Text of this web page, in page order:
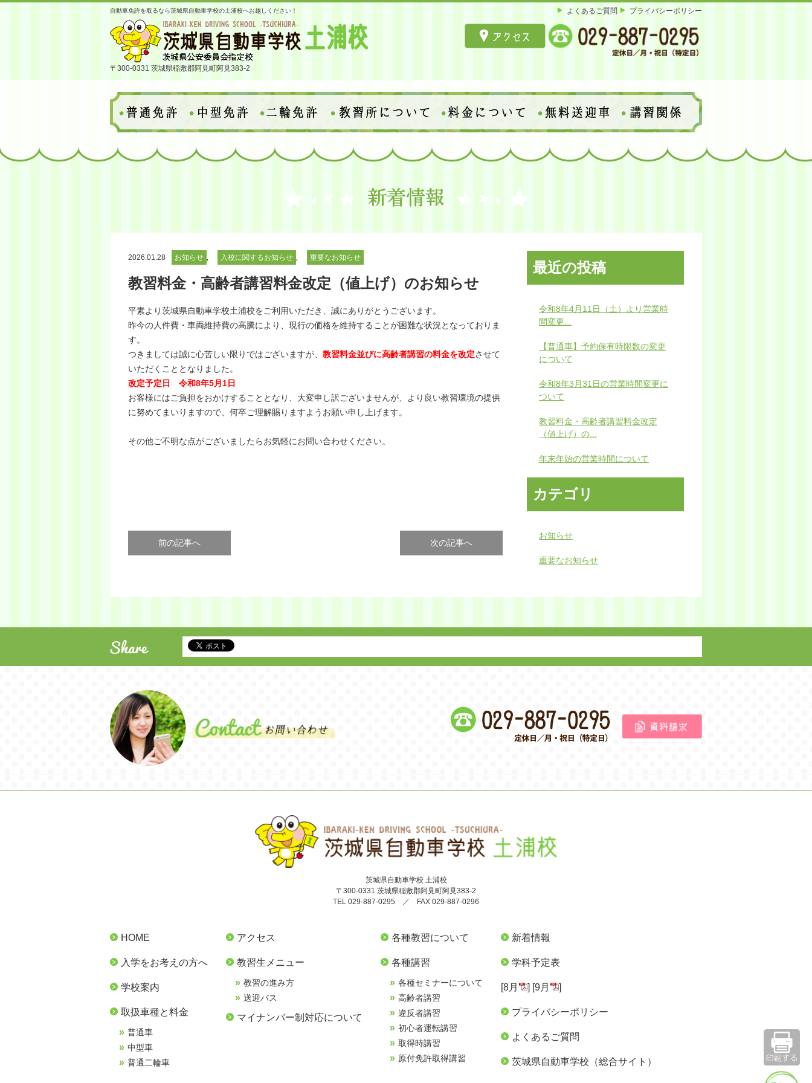
自動車免許を取るなら茨城県自動車学校の土浦校へお越しください！
〒300-0331 茨城県稲敷郡阿見町阿見383-2
プライバシーポリシー
よくあるご質問
2026.01.28 お知らせ 入校に関するお知らせ 重要なお知らせ
教習料金・高齢者講習料金改定（値上げ）のお知らせ
平素より茨城県自動車学校土浦校をご利用いただき、誠にありがとうございます。
昨今の人件費・車両維持費の高騰により、現行の価格を維持することが困難な状況となっておりま
す。
つきましては誠に心苦しい限りではございますが、 教習料金並びに高齢者講習の料金を改定させて
いただくこととなりました。
改定予定日 令和8年5月1日
お客様にはご負担をおかけすることとなり、大変申し訳ございませんが、より良い教習環境の提供
に努めてまいりますので、何卒ご理解賜りますようお願い申し上げます。
その他ご不明な点がございましたらお気軽にお問い合わせください。
前の記事へ 次の記事へ
最近の投稿
令和8年4月11日（土）より営業時
間変更...
【普通車】予約保有時限数の変更
について
令和8年3月31日の営業時間変更に
ついて
教習料金・高齢者講習料金改定
（値上げ）の...
年末年始の営業時間について
カテゴリ
お知らせ
重要なお知らせ
茨城県自動車学校 土浦校
〒300-0331 茨城県稲敷郡阿見町阿見383-2
TEL 029-887-0295 ／ FAX 029-887-0296
HOME
入学をお考えの方へ
学校案内
取扱車種と料金
普通車
中型車
普通二輪車
アクセス
教習生メニュー
教習の進み方
送迎バス
マイナンバー制対応について
各種教習について
各種講習
各種セミナーについて
高齢者講習
違反者講習
初心者運転講習
取得時講習
原付免許取得講習
新着情報
学科予定表
[8月 ] [9月 ]
プライバシーポリシー
よくあるご質問
茨城県自動車学校（総合サイト）